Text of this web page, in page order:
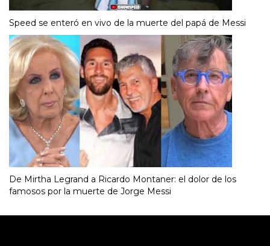
Speed se enteró en vivo de la muerte del papá de Messi
De Mirtha Legrand a Ricardo Montaner: el dolor de los
famosos por la muerte de Jorge Messi